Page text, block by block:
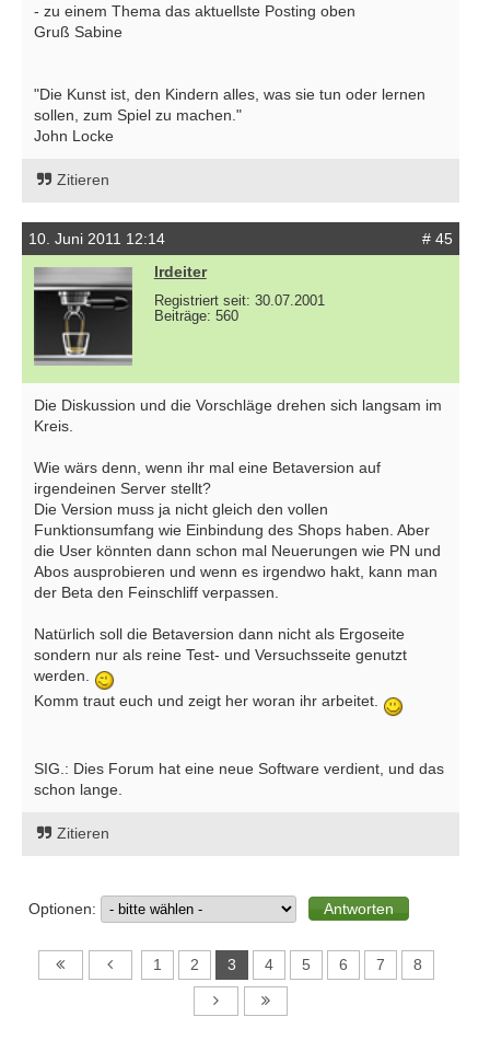
- zu einem Thema das aktuellste Posting oben
Gruß Sabine
"Die Kunst ist, den Kindern alles, was sie tun oder lernen
sollen, zum Spiel zu machen."
John Locke
Zitieren
10. Juni 2011 12:14
# 45
lrdeiter
Registriert seit: 30.07.2001
Beiträge: 560
Die Diskussion und die Vorschläge drehen sich langsam im
Kreis.
Wie wärs denn, wenn ihr mal eine Betaversion auf
irgendeinen Server stellt?
Die Version muss ja nicht gleich den vollen
Funktionsumfang wie Einbindung des Shops haben. Aber
die User könnten dann schon mal Neuerungen wie PN und
Abos ausprobieren und wenn es irgendwo hakt, kann man
der Beta den Feinschliff verpassen.
Natürlich soll die Betaversion dann nicht als Ergoseite
sondern nur als reine Test- und Versuchsseite genutzt
werden.
Komm traut euch und zeigt her woran ihr arbeitet.
SIG.: Dies Forum hat eine neue Software verdient, und das
schon lange.
Zitieren
Optionen:
1 2 3 4 5 6 7 8